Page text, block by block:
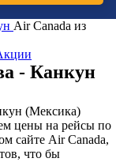
Air Canada из
- Канкун
(Мексика)
цены на рейсы по
сайте Air Canada,
что бы